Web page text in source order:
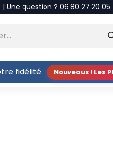
Une question ? 06 80 27 20 05
fidélité Nouveaux ! Les